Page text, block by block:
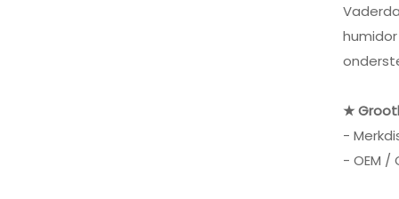
★
-
- OEM /